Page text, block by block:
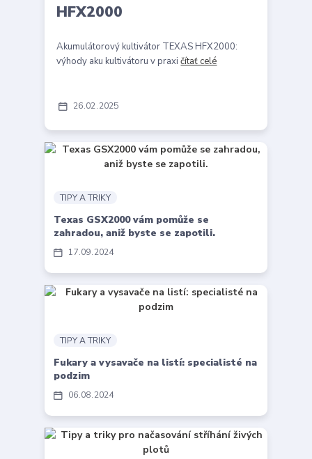
26 02 2025
HFX2000
Akumulátorový kultivátor TEXAS HFX2000:
výhody aku kultivátoru v praxičítať celé
17 09 2024
TIPY A TRIKY
Texas GSX2000 vám pomůže se
zahradou, aniž byste se zapotili.
06 08 2024
TIPY A TRIKY
Fukary a vysavače na listí: specialisté na
podzim